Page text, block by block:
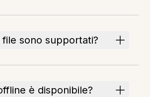
file sono supportati?
è disponibile?